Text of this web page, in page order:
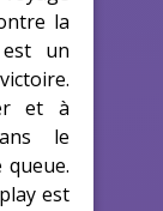
la
un
et à
le
est